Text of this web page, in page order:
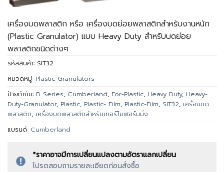
เครื่องบดพลาสติก หรือ เครื่องบดย่อยพลาสติกสำหรับงานหนัก
(Plastic Granulator) แบบ Heavy Duty สำหรับบดย่อย
พลาสติกชนิดต่างๆ
รหัสสินค้า: SIT32
หมวดหมู่: Plastic Granulators
ป้ายกำกับ: B Series, Cumberland, For-Plastic, Heavy Duty, Heavy-
Duty-Granulator, Plastic, Plastic- Film, Plastic-Film, SIT32, เครื่องบด
พลาสติก, เครื่องบดพลาสติกสำหรับเทอร์โมฟอร์มมิ่ง
แบรนด์: Cumberland
*ราคาอาจมีการเปลี่ยนแปลงตามอัตราแลกเปลี่ยน
โปรดสอบถามรายละเอียดก่อนสั่งซื้อ